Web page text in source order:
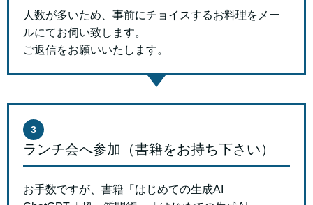
人数が多いため、事前にチョイスするお料理をメー
ルにてお伺い致します。
ご返信をお願いいたします。
3
ランチ会へ参加（書籍をお持ち下さい）
お手数ですが、書籍「はじめての生成AI